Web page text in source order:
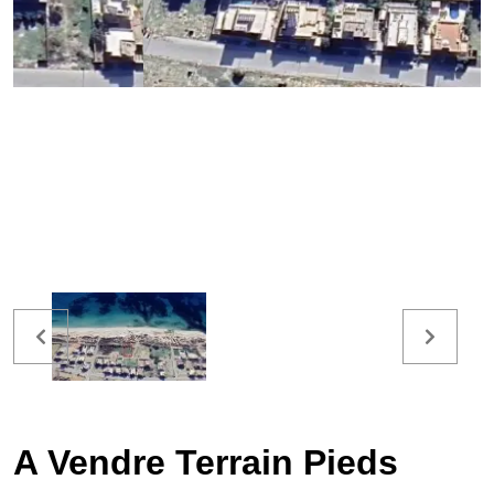
A Vendre Terrain Pieds